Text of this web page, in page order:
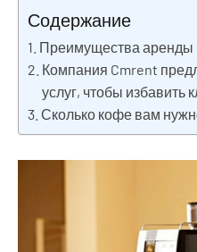
Содержание
Преимущества
Компания Cmrent
услуг, чтобы избавить
Сколько кофе вам